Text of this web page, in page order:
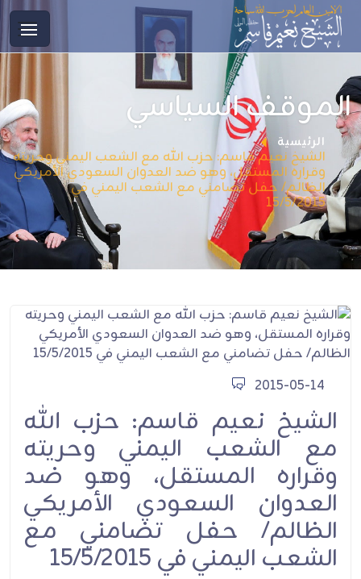
الموقف السياسي
الرئيسية
الشيخ نعيم قاسم: حزب الله مع الشعب اليمني وحريته
وقراره المستقل، وهو ضد العدوان السعودي الأمريكي
الظالم/ حفل تضامني مع الشعب اليمني في
15/5/2015
2015-05-14
الشيخ نعيم قاسم: حزب الله
مع الشعب اليمني وحريته
وقراره المستقل، وهو ضد
العدوان السعودي الأمريكي
الظالم/ حفل تضامني مع
الشعب اليمني في 15/5/2015